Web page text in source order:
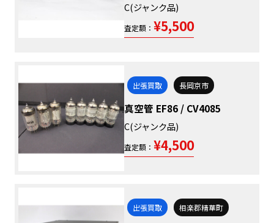
C(ジャンク品)
査定額： ¥5,500
出張買取 長岡京市
真空管 EF86 / CV4085
C(ジャンク品)
査定額： ¥4,500
出張買取 相楽郡精華町